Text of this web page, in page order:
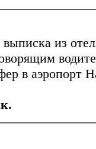
выписка из
в аэропорт